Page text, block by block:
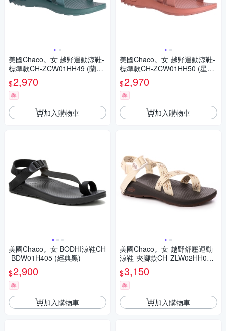
美國Chaco。女 越野運動涼鞋-
標準款CH-ZCW01HH49 (蘭洋
松羅)
$2,970
券
加入購物車
美國Chaco。女 BODHI涼鞋CH
-BDW01H405 (經典黑)
$2,900
券
加入購物車
美國Chaco。女 越野運動涼鞋-
標準款CH-ZCW01HH50 (星燦
釉蠟)
$2,970
券
加入購物車
美國Chaco。女 越野舒壓運動
涼鞋-夾腳款CH-ZLW02HH09
(沙灘之窗)
$3,150
券
加入購物車